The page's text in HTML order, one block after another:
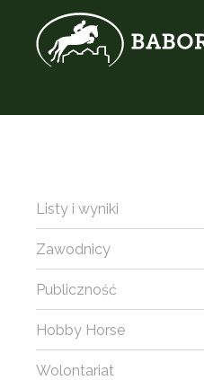
Listy i wyniki
Zawodnicy
Publiczność
Hobby Horse
Wolontariat